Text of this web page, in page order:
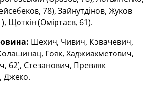
, 78), Зайнутдінов, Жуков
), Щоткін (Оміртаєв, 61).
: Шехич, Чивич, Ковачевич,
, Гояк, Хаджиахметович,
, 62), Стеванович, Превляк
, Джеко.